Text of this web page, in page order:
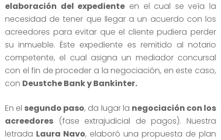
elaboración del expediente en el cual se veía la
necesidad de tener que llegar a un acuerdo con los
acreedores para evitar que el cliente pudiera perder
su inmueble. Éste expediente es remitido al notario
competente, el cual asigna un mediador concursal
con el fin de proceder a la negociación, en este caso,
con Deustche Bank y Bankinter.
En el segundo paso, da lugar la negociación con los
acreedores (fase extrajudicial de pagos). Nuestra
letrada Laura Navo, elaboró una propuesta de plan